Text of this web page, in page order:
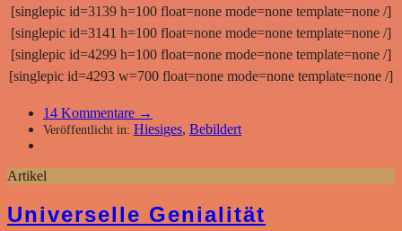
[singlepic id=3139 h=100 float=none mode=none template=none /]
[singlepic id=3141 h=100 float=none mode=none template=none /]
[singlepic id=4299 h=100 float=none mode=none template=none /]
[singlepic id=4293 w=700 float=none mode=none template=none /]
14 Kommentare →
Veröffentlicht in: Hiesiges, Bebildert
Artikel
Universelle Genialität